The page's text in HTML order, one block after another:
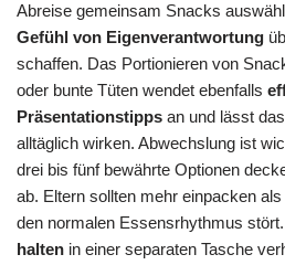
Abreise gemeinsam Snacks
Gefühl von Eigenverantwortung
schaffen. Das Portionieren von
oder bunte Tüten wendet ebenfalls
Präsentationstipps an und lässt
alltäglich wirken. Abwechslung ist
drei bis fünf bewährte Optionen
ab. Eltern sollten mehr einpacken
den normalen Essensrhythmus stört.
halten in einer separaten Tasche